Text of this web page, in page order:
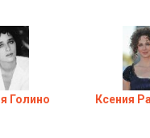
Голино Ксения